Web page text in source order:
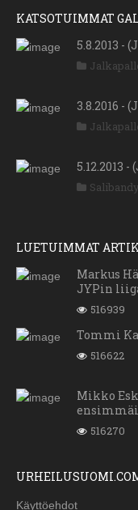
KATSOTUIMMAT
5.8.2013 -
3.8.2016 -
5.12.2013
Salibandy
LUETUIMMAT
Markus
JYPin
516939
Tommi
516622
Mikko
516270
Käyttöehdot